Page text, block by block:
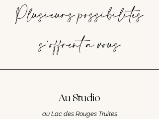
Plusieurs possibilités
s'offrent à vous
Au Studio
au Lac des Rouges Truites